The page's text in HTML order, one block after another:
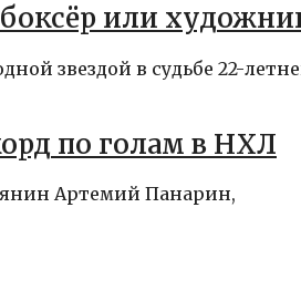
или
звездой в судьбе 22-
по голам в НХЛ
Артемий Панарин,